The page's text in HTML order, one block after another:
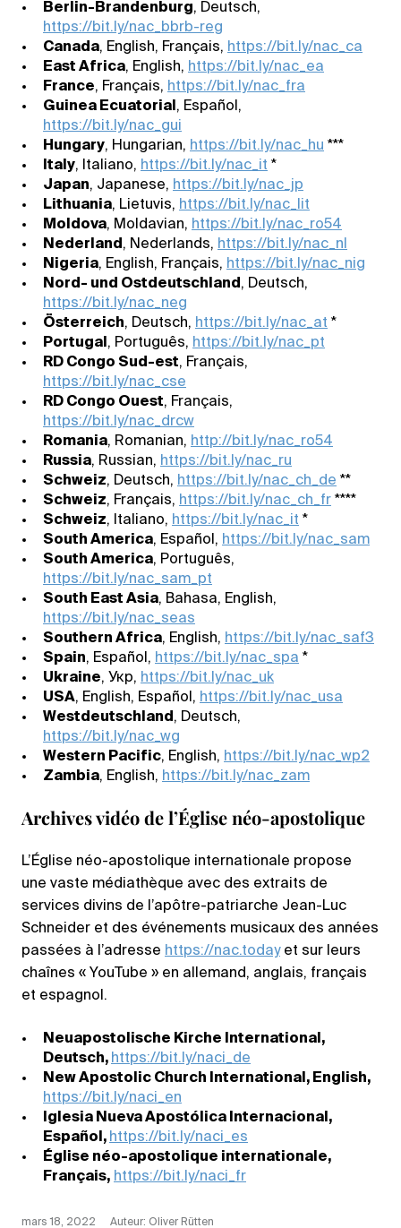
Berlin-Brandenburg, Deutsch,
https://bit.ly/nac_bbrb-reg
Canada, English, Français, https://bit.ly/nac_ca
East Africa, English, https://bit.ly/nac_ea
France, Français, https://bit.ly/nac_fra
Guinea Ecuatorial, Español,
https://bit.ly/nac_gui
Hungary, Hungarian, https://bit.ly/nac_hu ***
Italy, Italiano, https://bit.ly/nac_it *
Japan, Japanese, https://bit.ly/nac_jp
Lithuania, Lietuvis, https://bit.ly/nac_lit
Moldova, Moldavian, https://bit.ly/nac_ro54
Nederland, Nederlands, https://bit.ly/nac_nl
Nigeria, English, Français, https://bit.ly/nac_nig
Nord- und Ostdeutschland, Deutsch,
https://bit.ly/nac_neg
Österreich, Deutsch, https://bit.ly/nac_at *
Portugal, Português, https://bit.ly/nac_pt
RD Congo Sud-est, Français,
https://bit.ly/nac_cse
RD Congo Ouest, Français,
https://bit.ly/nac_drcw
Romania, Romanian, http://bit.ly/nac_ro54
Russia, Russian, https://bit.ly/nac_ru
Schweiz, Deutsch, https://bit.ly/nac_ch_de **
Schweiz, Français, https://bit.ly/nac_ch_fr ****
Schweiz, Italiano, https://bit.ly/nac_it *
South America, Español, https://bit.ly/nac_sam
South America, Português,
https://bit.ly/nac_sam_pt
South East Asia, Bahasa, English,
https://bit.ly/nac_seas
Southern Africa, English, https://bit.ly/nac_saf3
Spain, Español, https://bit.ly/nac_spa *
Ukraine, Укр, https://bit.ly/nac_uk
USA, English, Español, https://bit.ly/nac_usa
Westdeutschland, Deutsch,
https://bit.ly/nac_wg
Western Pacific, English, https://bit.ly/nac_wp2
Zambia, English, https://bit.ly/nac_zam
Archives vidéo de l’Église néo-apostolique
L’Église néo-apostolique internationale propose
une vaste médiathèque avec des extraits de
services divins de l’apôtre-patriarche Jean-Luc
Schneider et des événements musicaux des années
passées à l’adresse https://nac.todayet sur leurs
chaînes « YouTube » en allemand, anglais, français
et espagnol.
Neuapostolische Kirche International,
Deutsch, https://bit.ly/naci_de
New Apostolic Church International, English,
https://bit.ly/naci_en
Iglesia Nueva Apostólica Internacional,
Español, https://bit.ly/naci_es
Église néo-apostolique internationale,
Français, https://bit.ly/naci_fr
mars 18, 2022 Auteur: Oliver Rütten